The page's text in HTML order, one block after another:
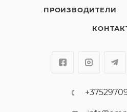
ПРОИЗВОДИТЕЛИ